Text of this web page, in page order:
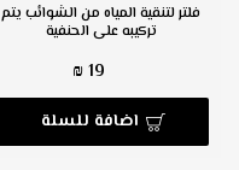
فلتر لتنقية المياه من الشوائب يتم
تركيبه على الحنفية
19 ₪
اضافة للسلة